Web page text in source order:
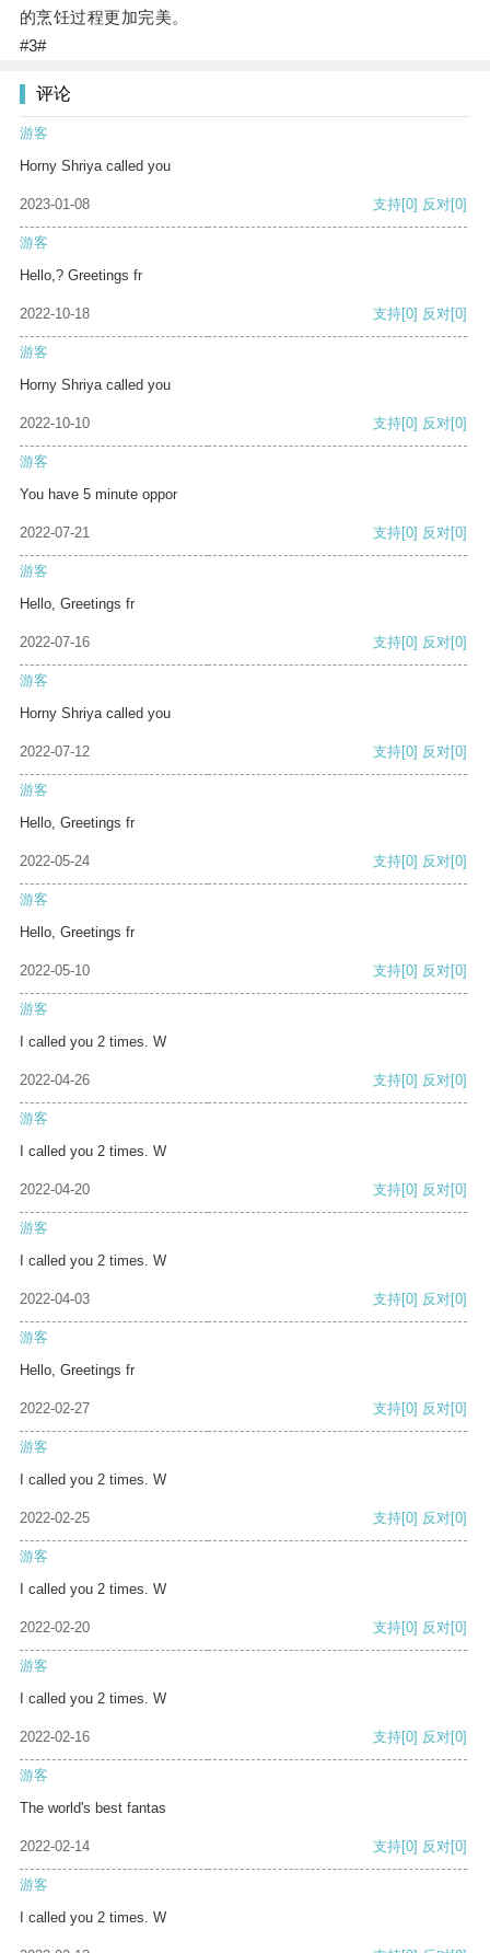
的烹饪过程更加完美。
#3#
评论
游客
Horny Shriya called you
2023-01-08 支持[0] 反对[0]
游客
Hello,? Greetings fr
2022-10-18 支持[0] 反对[0]
游客
Horny Shriya called you
2022-10-10 支持[0] 反对[0]
游客
You have 5 minute oppor
2022-07-21 支持[0] 反对[0]
游客
Hello, Greetings fr
2022-07-16 支持[0] 反对[0]
游客
Horny Shriya called you
2022-07-12 支持[0] 反对[0]
游客
Hello, Greetings fr
2022-05-24 支持[0] 反对[0]
游客
Hello, Greetings fr
2022-05-10 支持[0] 反对[0]
游客
I called you 2 times. W
2022-04-26 支持[0] 反对[0]
游客
I called you 2 times. W
2022-04-20 支持[0] 反对[0]
游客
I called you 2 times. W
2022-04-03 支持[0] 反对[0]
游客
Hello, Greetings fr
2022-02-27 支持[0] 反对[0]
游客
I called you 2 times. W
2022-02-25 支持[0] 反对[0]
游客
I called you 2 times. W
2022-02-20 支持[0] 反对[0]
游客
I called you 2 times. W
2022-02-16 支持[0] 反对[0]
游客
The world's best fantas
2022-02-14 支持[0] 反对[0]
游客
I called you 2 times. W